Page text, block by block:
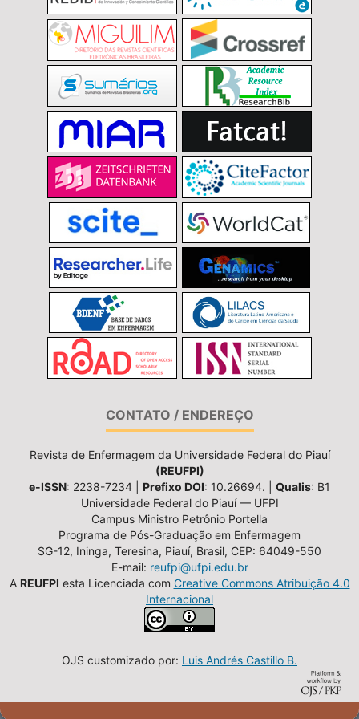
CONTATO / ENDEREÇO
Revista de Enfermagem da Universidade Federal do Piauí
(REUFPI)
e-ISSN: 2238-7234 | Prefixo DOI: 10.26694. | Qualis: B1
Universidade Federal do Piauí — UFPI
Campus Ministro Petrônio Portella
Programa de Pós-Graduação em Enfermagem
SG-12, Ininga, Teresina, Piauí, Brasil, CEP: 64049-550
E-mail: reufpi@ufpi.edu.br
A REUFPI esta Licenciada com Creative Commons Atribuição 4.0
Internacional
OJS customizado por: Luis Andrés Castillo B.